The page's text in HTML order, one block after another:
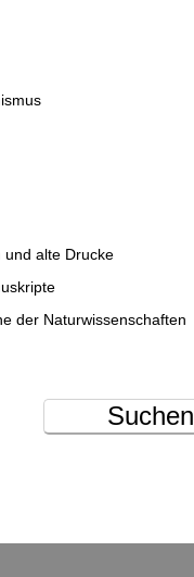
und alte Drucke
der Naturwissenschaften
Suchen